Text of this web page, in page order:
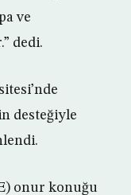
ve
dedi.
desteğiyle
onur konuğu